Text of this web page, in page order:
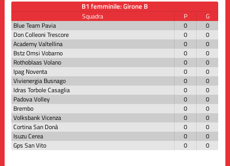
B1 femminile: Girone B
Squadra P
G
Blue Team Pavia
0
0
Don Colleoni Trescore
0
0
Academy Valtellina
0
0
Bstz Omsi Vobarno
0
0
Rothoblaas Volano
0
0
Ipag Noventa
0
0
Vivienergia Busnago
0
0
Idras Torbole Casaglia
0
0
Padova Volley
0
0
Brembo
0
0
Volksbank Vicenza
0
0
Cortina San Donà
0
0
Isuzu Cerea
0
0
Gps San Vito
0 0